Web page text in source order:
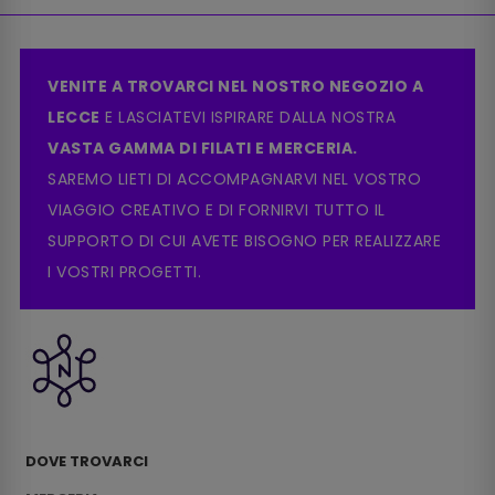
VENITE A TROVARCI NEL NOSTRO NEGOZIO A
LECCE E LASCIATEVI ISPIRARE DALLA NOSTRA
VASTA GAMMA DI FILATI E MERCERIA.
SAREMO LIETI DI ACCOMPAGNARVI NEL VOSTRO
VIAGGIO CREATIVO E DI FORNIRVI TUTTO IL
SUPPORTO DI CUI AVETE BISOGNO PER REALIZZARE
I VOSTRI PROGETTI.
DOVE TROVARCI